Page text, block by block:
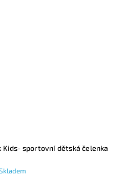
Kids- sportovní dětská čelenka